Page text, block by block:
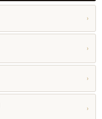
›
›
›
›